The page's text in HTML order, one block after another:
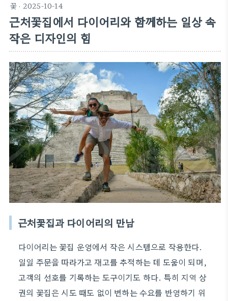
꽃 · 2025-10-14
근처꽃집에서 다이어리와 함께하는 일상 속
작은 디자인의 힘
근처꽃집과 다이어리의 만남
다이어리는 꽃집 운영에서 작은 시스템으로 작용한다.
일일 주문을 따라가고 재고를 추적하는 데 도움이 되며,
고객의 선호를 기록하는 도구이기도 하다. 특히 지역 상
권의 꽃집은 시도 때도 없이 변하는 수요를 반영하기 위